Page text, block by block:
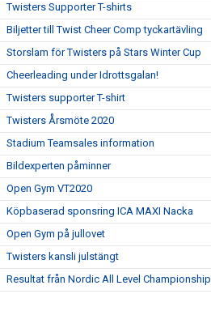
Twisters Supporter T-shirts
Biljetter till Twist Cheer Comp tyckartävling
Storslam för Twisters på Stars Winter Cup
Cheerleading under Idrottsgalan!
Twisters supporter T-shirt
Twisters Årsmöte 2020
Stadium Teamsales information
Bildexperten påminner
Open Gym VT2020
Köpbaserad sponsring ICA MAXI Nacka
Open Gym på jullovet
Twisters kansli julstängt
Resultat från Nordic All Level Championship